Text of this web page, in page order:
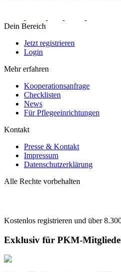
Dein Bereich
Jetzt registrieren
Login
Mehr erfahren
Kooperationsanfrage
Checklisten
News
Für Pflegeeinrichtungen
Kontakt
Presse & Kontakt
Impressum
Datenschutzerklärung
Alle Rechte vorbehalten
Kostenlos registrieren und über
Exklusiv für PKM-